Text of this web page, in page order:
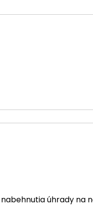
úhrady na